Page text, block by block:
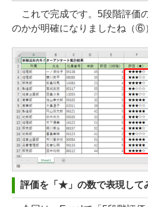
これで完成です。5段階評価
のかが明確になりましたね（⑥
評価を「★」の数で表現して